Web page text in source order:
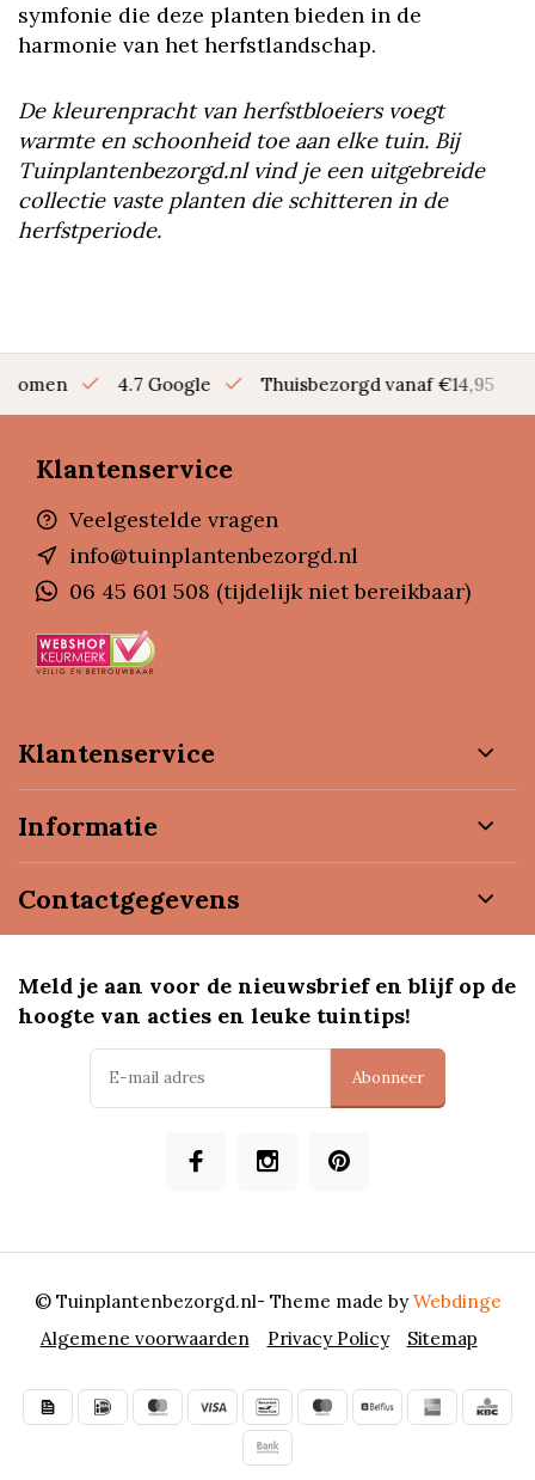
symfonie die deze planten bieden in de
harmonie van het herfstlandschap.
De kleurenpracht van herfstbloeiers voegt
warmte en schoonheid toe aan elke tuin. Bij
Tuinplantenbezorgd.nl vind je een uitgebreide
collectie vaste planten die schitteren in de
herfstperiode.
bomen 4.7 Google Thuisbezorgd vanaf €14,95
Klantenservice
Veelgestelde vragen
info@tuinplantenbezorgd.nl
06 45 601 508 (tijdelijk niet bereikbaar)
Klantenservice
Informatie
Contactgegevens
Meld je aan voor de nieuwsbrief en blijf op de
hoogte van acties en leuke tuintips!
Abonneer
Algemene voorwaarden Privacy Policy Sitemap
© Tuinplantenbezorgd.nl- Theme made byWebdinge